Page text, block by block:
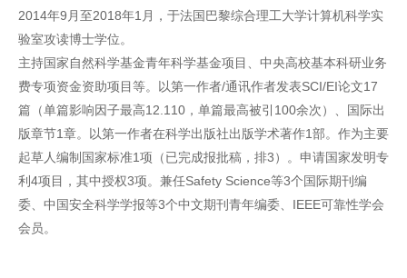
2014年9月至2018年1月，于法国巴黎综合理工大学计算机科学实
验室攻读博士学位。
主持国家自然科学基金青年科学基金项目、中央高校基本科研业务
费专项资金资助项目等。以第一作者/通讯作者发表SCI/EI论文17
篇（单篇影响因子最高12.110，单篇最高被引100余次）、国际出
版章节1章。以第一作者在科学出版社出版学术著作1部。作为主要
起草人编制国家标准1项（已完成报批稿，排3）。申请国家发明专
利4项目，其中授权3项。兼任Safety Science等3个国际期刊编
委、中国安全科学学报等3个中文期刊青年编委、IEEE可靠性学会
会员。